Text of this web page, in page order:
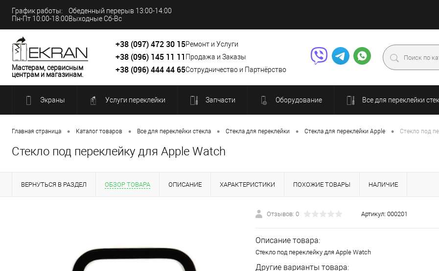
График работы:
Пн-Пт 10:00-18:00
Обеденный перерыв 13:00-14:00
Выходные Сб-Вс
Мастерам, сервисным
центрам и магазинам.
+38 (097) 472 30 15Ремонт и Услуги
+38 (096) 145 11 11 Продажа и Заказы
+38 (096) 444 44 65Сотрудничество и Партнёрство
Экраны Услуги переклейки Запчасти Оборудование Все для переклейки
Главная страница • Каталог товаров • Все для переклейки стекла • Стекла для переклейки • Стекла для переклейки Apple • Стекло под
Стекло под переклейку для Apple Watch
ВЕРНУТЬСЯ В РАЗДЕЛ ОБЗОР ТОВАРА ОПИСАНИЕ ХАРАКТЕРИСТИКИ ПОХОЖИЕ ТОВАРЫ НАЛИЧИЕ
Отзывов: 0 Артикул: 000201
Описание товара:
Стекло под переклейку для Apple Watch
Другие варианты товара: